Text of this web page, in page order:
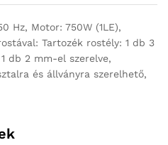
Hz, Motor: 750W (1LE),
Tartozék rostély: 1 db 3
db 2 mm-el szerelve,
és állványra szerelhető,